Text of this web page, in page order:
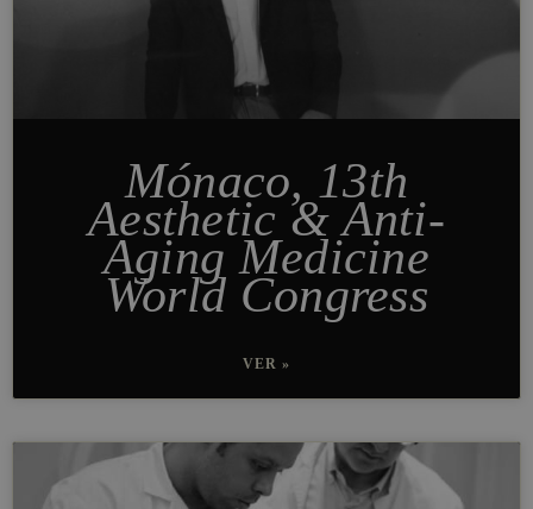
Mónaco, 13th
Aesthetic & Anti-
Aging Medicine
World Congress
VER »